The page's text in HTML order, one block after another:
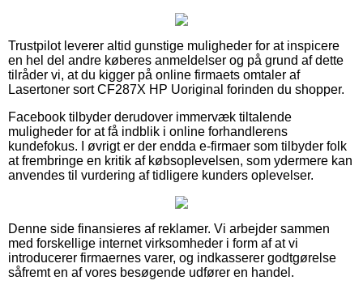
Trustpilot leverer altid gunstige muligheder for at inspicere
en hel del andre køberes anmeldelser og på grund af dette
tilråder vi, at du kigger på online firmaets omtaler af
Lasertoner sort CF287X HP Uoriginal forinden du shopper.
Facebook tilbyder derudover immervæk tiltalende
muligheder for at få indblik i online forhandlerens
kundefokus. I øvrigt er der endda e-firmaer som tilbyder folk
at frembringe en kritik af købsoplevelsen, som ydermere kan
anvendes til vurdering af tidligere kunders oplevelser.
Denne side finansieres af reklamer. Vi arbejder sammen
med forskellige internet virksomheder i form af at vi
introducerer firmaernes varer, og indkasserer godtgørelse
såfremt en af vores besøgende udfører en handel.